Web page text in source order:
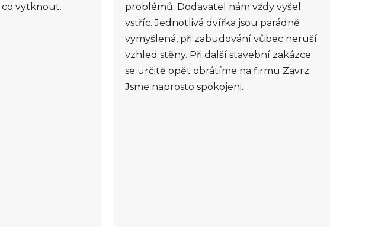
vytknout.
problémů. Dodavatel nám vždy vyšel
vstříc. Jednotlivá dvířka jsou parádně
vymyšlená, při zabudování vůbec neruší
vzhled stěny. Při další stavební zakázce
se určitě opět obrátíme na firmu Zavrz.
Jsme naprosto spokojeni.